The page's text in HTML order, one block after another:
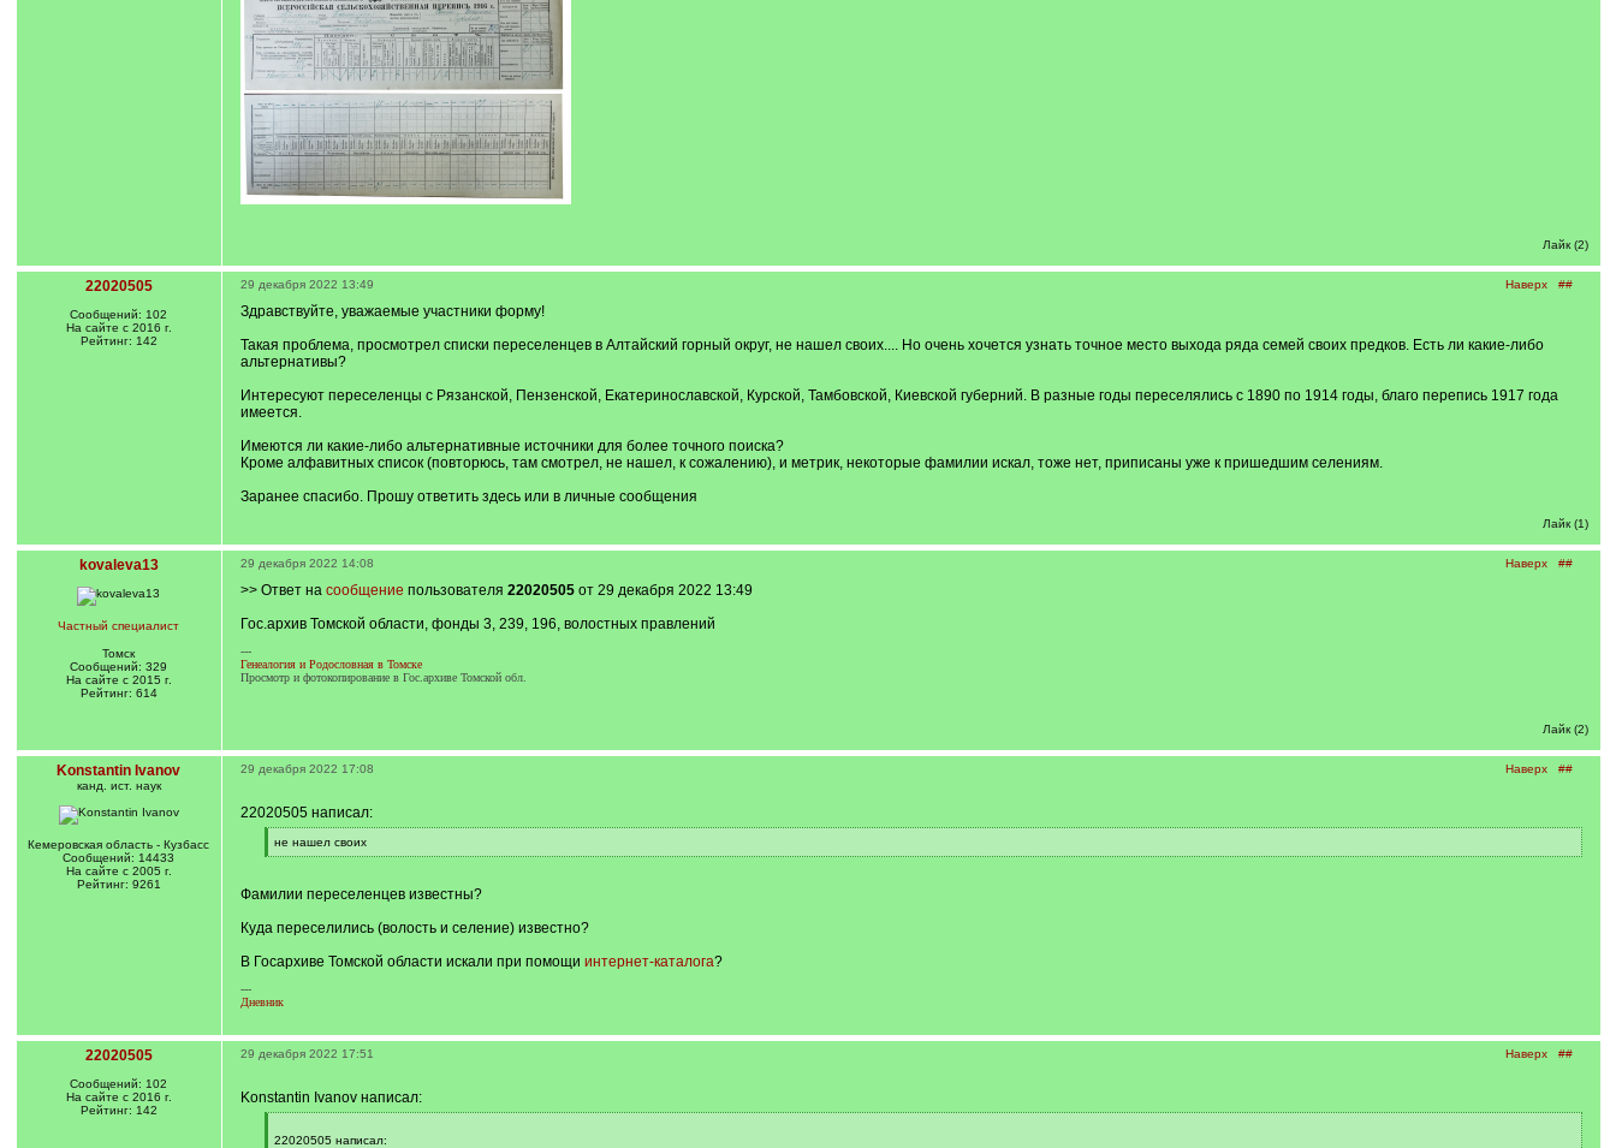
Лайк (2)
22020505
Сообщений: 102
На сайте с 2016 г.
Рейтинг: 142
Наверх ##
29 декабря 2022 13:49
Здравствуйте, уважаемые участники форму!
Такая проблема, просмотрел списки переселенцев в Алтайский горный округ, не нашел своих.... Но очень хочется узнать точное место выхода ряда семей своих предков. Есть ли какие-либо
альтернативы?
Интересуют переселенцы с Рязанской, Пензенской, Екатеринославской, Курской, Тамбовской, Киевской губерний. В разные годы переселялись с 1890 по 1914 годы, благо перепись 1917 года
имеется.
Имеются ли какие-либо альтернативные источники для более точного поиска?
Кроме алфавитных список (повторюсь, там смотрел, не нашел, к сожалению), и метрик, некоторые фамилии искал, тоже нет, приписаны уже к пришедшим селениям.
Заранее спасибо. Прошу ответить здесь или в личные сообщения
Лайк (1)
kovaleva13
Частный специалист
Томск
Сообщений: 329
На сайте с 2015 г.
Рейтинг: 614
Наверх ##
29 декабря 2022 14:08
>> Ответ на сообщение пользователя 22020505от 29 декабря 2022 13:49
Гос.архив Томской области, фонды 3, 239, 196, волостных правлений
---
Генеалогия и Родословная в Томске
Просмотр и фотокопирование в Гос.архиве Томской обл.
Лайк (2)
Konstantin Ivanov
канд. ист. наук
Кемеровская область - Кузбасс
Сообщений: 14433
На сайте с 2005 г.
Рейтинг: 9261
Наверх ##
29 декабря 2022 17:08
22020505 написал:
[
q
не нашел своих
[
]
Фамилии переселенцев известны?
Куда переселились (волость и селение) известно?
В Госархиве Томской области искали при помощи интернет-каталога?
---
Дневник
22020505
Сообщений: 102
На сайте с 2016 г.
Рейтинг: 142
Наверх ##
29 декабря 2022 17:51
Konstantin Ivanov написал:
q
22020505 написал: